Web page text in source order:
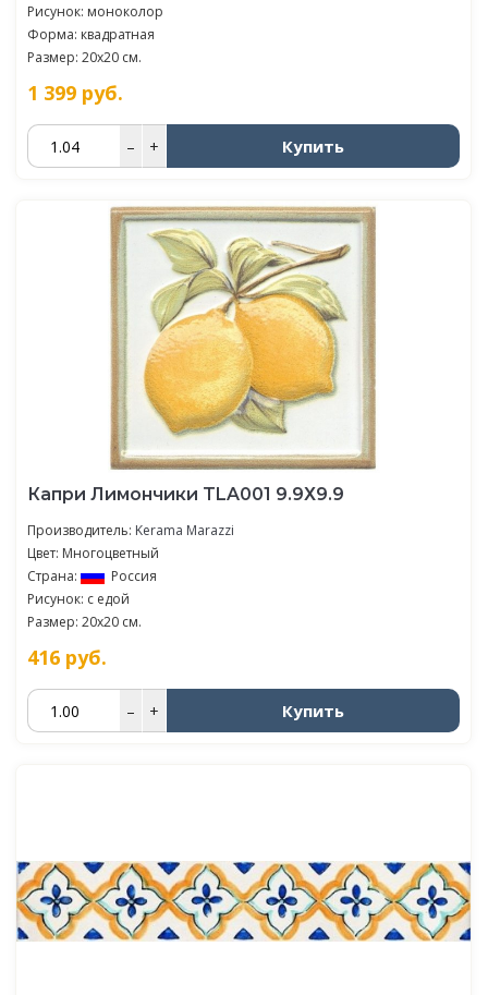
Рисунок: моноколор
Форма: квадратная
Размер: 20x20 см.
1 399 руб.
– + Купить
Капри Лимончики TLA001 9.9Х9.9
Производитель: Kerama Marazzi
Цвет: Многоцветный
Страна:
Россия
Рисунок: с едой
Размер: 20x20 см.
416 руб.
– + Купить